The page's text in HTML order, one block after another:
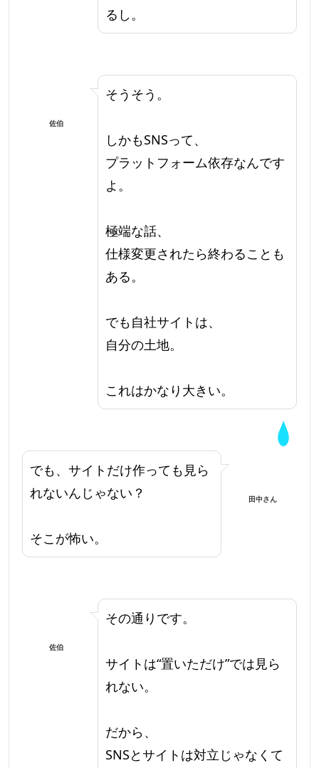
るし。
佐伯
そうそう。
しかもSNSって、
プラットフォーム依存なんです
よ。
極端な話、
仕様変更されたら終わることも
ある。
でも自社サイトは、
自分の土地。
これはかなり大きい。
でも、サイトだけ作っても見ら
れないんじゃない？
そこが怖い。
田中さん
佐伯
その通りです。
サイトは“置いただけ”では見ら
れない。
だから、
SNSとサイトは対立じゃなくて